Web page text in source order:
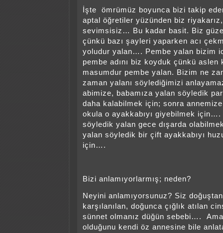
İşte ömrümüz boyunca bizi takip
aptal öğretiler yüzünden biz riyakarız,
sevimsisiz… Bu kadar basit. Biz
çünkü bazı şayleri yaparken acı
yoludur yalan…. Pembe yalan bizim
pembe adını biz koyduk çünkü aslen
masumdur pembe yalan. Bizim ne
zaman yalanı söylediğimizi
abimize, babamıza yalan söyledik
daha kalabilmek için; sonra
okula o ayakkabıyı giyebilmek
söyledik yalan gece dışarda
yalan söyledik bir çift ayakkabıyı
için….
Bizi anlamıyorlarmış; neden?
Neyini anlamıyorsunuz? Siz
karşılanılan, doğunca çığlık atılan
sünnet olmanız düğün sebebi….
olduğunu kendi öz annesine bile